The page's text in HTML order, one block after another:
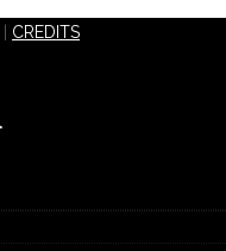
CREDITS